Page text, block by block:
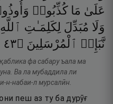
عَلَىٰ مَا كُذِّبُوا۟
وَلَا مُبَدِّلَ لِكَلِمَـٰتِ
نَّبَإِى۟ ٱلْمُرْسَلِينَ ۝٣٤
фа сабару ъала ма
Ва ла мубаддила ли
н-набаи-л мурсалӣн.
пеш аз ту ба дурӯғ